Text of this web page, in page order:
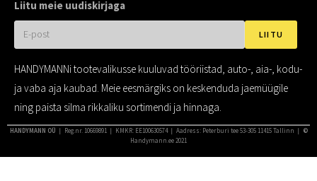
Liitu meie uudiskirjaga
LIITU
HANDYMANNi tootevalikusse kuuluvad tööriistad, auto-, aia-, kodu-
ja vaba aja kaubad. Meie eesmärgiks on keskenduda jaemüügile
ning paista silma rikkaliku sortimendi ja hinnaga.
HANDYMANN OÜ ❘ Reg.nr. 10669891 ❘ KMKR: EE100630574 ❘ Aadress: Peterburi tee 53-305 11415 Tallinn ❘
©
Handymann.ee 2021